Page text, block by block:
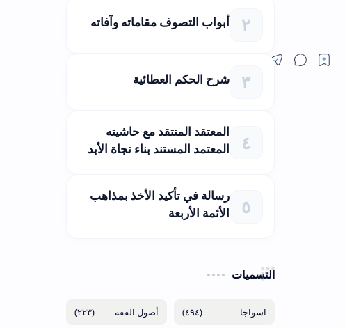
أبواب التصوف مقاماته وآفاته
شرح الحكم العطائية
المعتقد المنتقد مع حاشيته
المعتمد المستند بناء نجاة الأبد
رسالة في تأكيد الأخذ بمذاهب
الأئمة الأربعة
التسميات
(٤٩٤) (٢٢٣)